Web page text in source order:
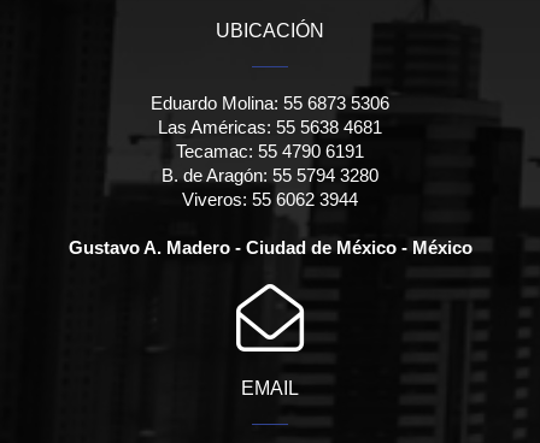
UBICACIÓN
Eduardo Molina: 55 6873 5306
Las Américas: 55 5638 4681
Tecamac: 55 4790 6191
B. de Aragón: 55 5794 3280
Viveros: 55 6062 3944
Gustavo A. Madero - Ciudad de México - México
EMAIL